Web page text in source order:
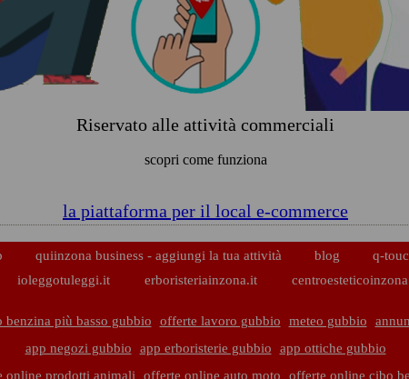
Riservato alle attività commerciali
scopri come funziona
la piattaforma per il local e-commerce
quiinzona business - aggiungi la tua attività blog
q-
ioleggotuleggi.it erboristeriainzona.it
benzina più basso gubbio offerte lavoro gubbio meteo gubbio
app negozi gubbio
app erboristerie gubbio
app ottiche gubbio
online prodotti animali
offerte online auto moto offerte online cibo